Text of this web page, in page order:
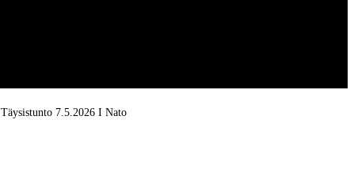
Täysistunto 7.5.2026 I Nato